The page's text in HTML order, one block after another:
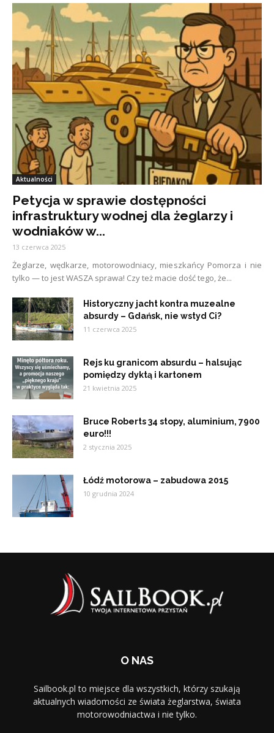
Aktualności
Petycja w sprawie dostępności
infrastruktury wodnej dla żeglarzy i
wodniaków w...
13 czerwca 2025
Żeglarze, wędkarze, motorowodniacy, mieszkańcy Pomorza i nie
tylko — to jest WASZA sprawa! Czy też macie dość tego, że...
Historyczny jacht kontra muzealne
absurdy – Gdańsk, nie wstyd Ci?
11 czerwca 2025
Rejs ku granicom absurdu – halsując
pomiędzy dyktą i kartonem
21 kwietnia 2025
Bruce Roberts 34 stopy, aluminium, 7900
euro!!!
2 stycznia 2025
Łódź motorowa – zabudowa 2015
10 grudnia 2024
O NAS
Sailbook.pl to miejsce dla wszystkich, którzy szukają
aktualnych wiadomości ze świata żeglarstwa, świata
motorowodniactwa i nie tylko.